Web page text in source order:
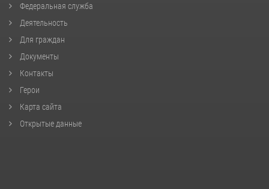
Федеральная служба
Деятельность
Для граждан
Документы
Контакты
Герои
Карта сайта
Открытые данные